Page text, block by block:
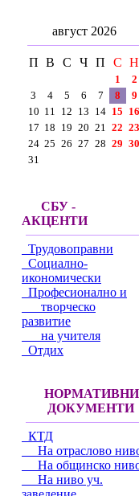
август 2026
П В С Ч П С Н
1
2
3
4 5 6 7 8
9
10 11 12 13 14 15 16
17 18 19 20 21 22 23
24 25 26 27 28 29 30
31
СБУ -
АКЦЕНТИ
Трудовоправни
Социално-
икономически
Професионално и
творческо
развитие
на учителя
Отдих
НОРМАТИВНИ
ДОКУМЕНТИ
КТД
На отраслово
На общинско
На ниво уч.